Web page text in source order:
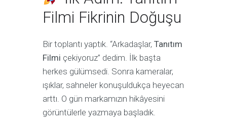
Filmi Fikrinin Doğuşu
Bir toplantı yaptık. “Arkadaşlar, Tanıtım
Filmi çekiyoruz” dedim. İlk başta
herkes gülümsedi. Sonra kameralar,
ışıklar, sahneler konuşuldukça heyecan
arttı. O gün markamızın hikâyesini
görüntülerle yazmaya başladık.